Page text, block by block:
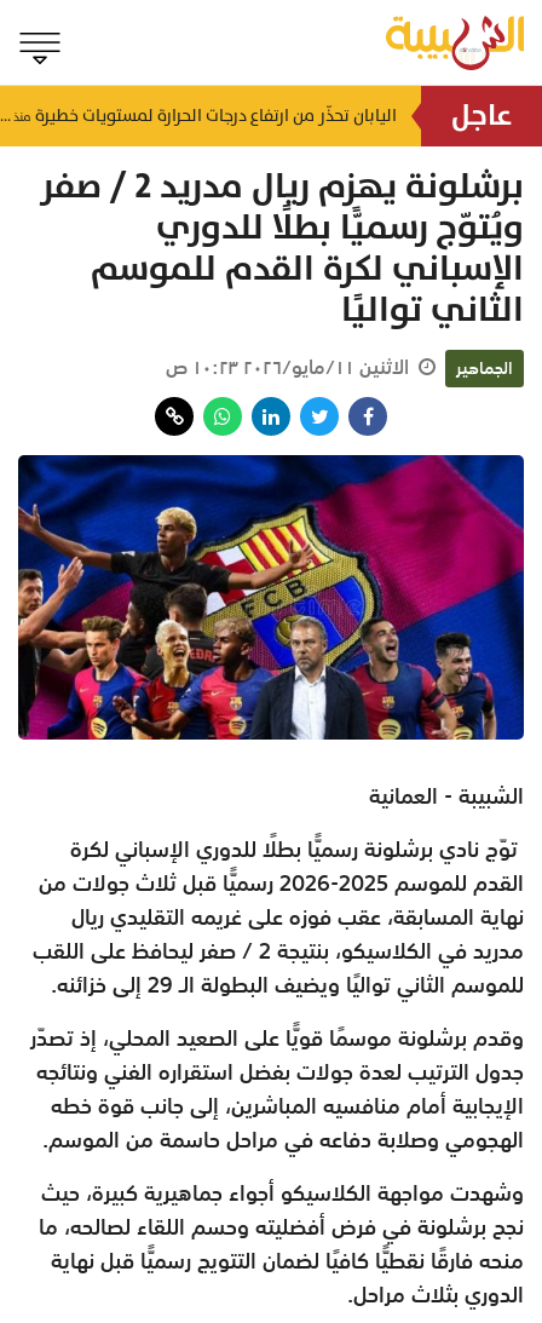
عاجل منذ ١٤ ساعة
اليابان تحذّر من ارتفاع درجات الحرارة لمستويات خطيرة منذ ١٤ ساعة
برشلونة يهزم ريال مدريد 2 / صفر
ويُتوّج رسميًّا بطلًا للدوري
الإسباني لكرة القدم للموسم
الثاني تواليًا
الجماهير الاثنين ١١/مايو/٢٠٢٦ ١٠:٢٣ ص
الشبيبة - العمانية
توّج نادي برشلونة رسميًّا بطلًا للدوري الإسباني لكرة
القدم للموسم 2025-2026 رسميًّا قبل ثلاث جولات من
نهاية المسابقة، عقب فوزه على غريمه التقليدي ريال
مدريد في الكلاسيكو، بنتيجة 2 / صفر ليحافظ على اللقب
للموسم الثاني تواليًا ويضيف البطولة الـ 29 إلى خزائنه.
وقدم برشلونة موسمًا قويًّا على الصعيد المحلي، إذ تصدّر
جدول الترتيب لعدة جولات بفضل استقراره الفني ونتائجه
الإيجابية أمام منافسيه المباشرين، إلى جانب قوة خطه
الهجومي وصلابة دفاعه في مراحل حاسمة من الموسم.
وشهدت مواجهة الكلاسيكو أجواء جماهيرية كبيرة، حيث
نجح برشلونة في فرض أفضليته وحسم اللقاء لصالحه، ما
منحه فارقًا نقطيًّا كافيًا لضمان التتويج رسميًّا قبل نهاية
الدوري بثلاث مراحل.